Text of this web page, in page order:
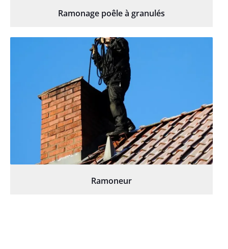
Ramonage poêle à granulés
Ramoneur